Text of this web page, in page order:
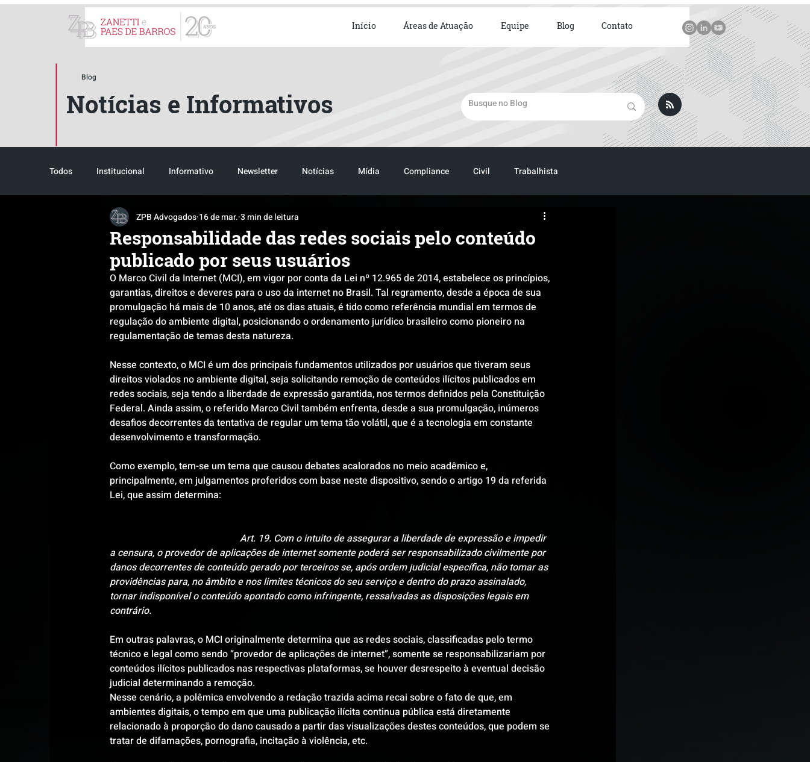
Início Áreas de Atuação Equipe Blog Contato
Blog
Notícias e Informativos
Todos Institucional Informativo Newsletter Notícias Mídia Compliance Civil Trabalhista
Reconhecimento Tributário Pós-evento TRANSPORTE LOGISTICA
Responsabilidade das redes sociais pelo conteúdo
publicado por seus usuários
ZPB Advogados 16 de mar. 3 min de leitura
O Marco Civil da Internet (MCI), em vigor por conta da Lei nº 12.965 de 2014, estabelece os princípios,
garantias, direitos e deveres para o uso da internet no Brasil. Tal regramento, desde a época de sua
promulgação há mais de 10 anos, até os dias atuais, é tido como referência mundial em termos de
regulação do ambiente digital, posicionando o ordenamento jurídico brasileiro como pioneiro na
regulamentação de temas desta natureza.
Nesse contexto, o MCI é um dos principais fundamentos utilizados por usuários que tiveram seus
direitos violados no ambiente digital, seja solicitando remoção de conteúdos ilícitos publicados em
redes sociais, seja tendo a liberdade de expressão garantida, nos termos definidos pela Constituição
Federal. Ainda assim, o referido Marco Civil também enfrenta, desde a sua promulgação, inúmeros
desafios decorrentes da tentativa de regular um tema tão volátil, que é a tecnologia em constante
desenvolvimento e transformação.
Como exemplo, tem-se um tema que causou debates acalorados no meio acadêmico e,
principalmente, em julgamentos proferidos com base neste dispositivo, sendo o artigo 19 da referida
Lei, que assim determina:
Art. 19. Com o intuito de assegurar a liberdade de expressão e impedir
a censura, o provedor de aplicações de internet somente poderá ser responsabilizado civilmente por
danos decorrentes de conteúdo gerado por terceiros se, após ordem judicial específica, não tomar as
providências para, no âmbito e nos limites técnicos do seu serviço e dentro do prazo assinalado,
tornar indisponível o conteúdo apontado como infringente, ressalvadas as disposições legais em
contrário.
Em outras palavras, o MCI originalmente determina que as redes sociais, classificadas pelo termo
técnico e legal como sendo “provedor de aplicações de internet”, somente se responsabilizariam por
conteúdos ilícitos publicados nas respectivas plataformas, se houver desrespeito à eventual decisão
judicial determinando a remoção.
Nesse cenário, a polêmica envolvendo a redação trazida acima recai sobre o fato de que, em
ambientes digitais, o tempo em que uma publicação ilícita continua pública está diretamente
relacionado à proporção do dano causado a partir das visualizações destes conteúdos, que podem se
tratar de difamações, pornografia, incitação à violência, etc.